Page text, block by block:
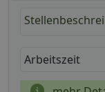
Arbeitszeit